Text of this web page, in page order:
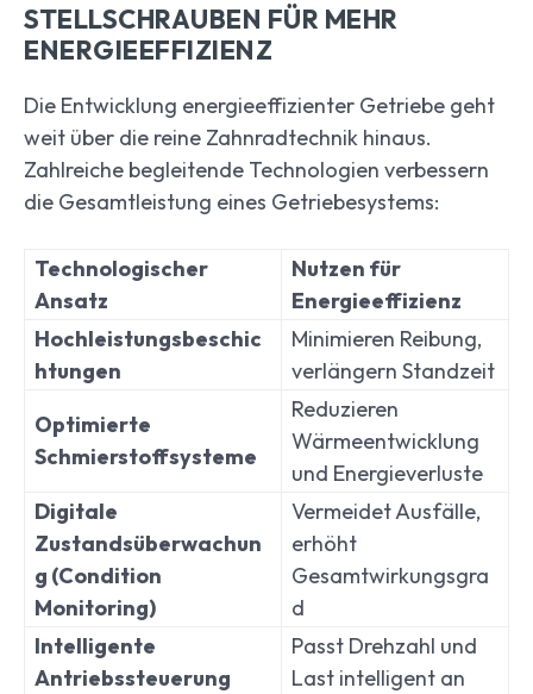
STELLSCHRAUBEN FÜR MEHR
ENERGIEEFFIZIENZ
Die Entwicklung energieeffizienter Getriebe geht
weit über die reine Zahnradtechnik hinaus.
Zahlreiche begleitende Technologien verbessern
die Gesamtleistung eines Getriebesystems:
Technologischer
Ansatz
Nutzen für
Energieeffizienz
Hochleistungsbeschic
htungen
Minimieren Reibung,
verlängern Standzeit
Optimierte
Schmierstoffsysteme
Reduzieren
Wärmeentwicklung
und Energieverluste
Digitale
Zustandsüberwachun
g (Condition
Monitoring)
Vermeidet Ausfälle,
erhöht
Gesamtwirkungsgra
d
Intelligente
Antriebssteuerung
Passt Drehzahl und
Last intelligent an